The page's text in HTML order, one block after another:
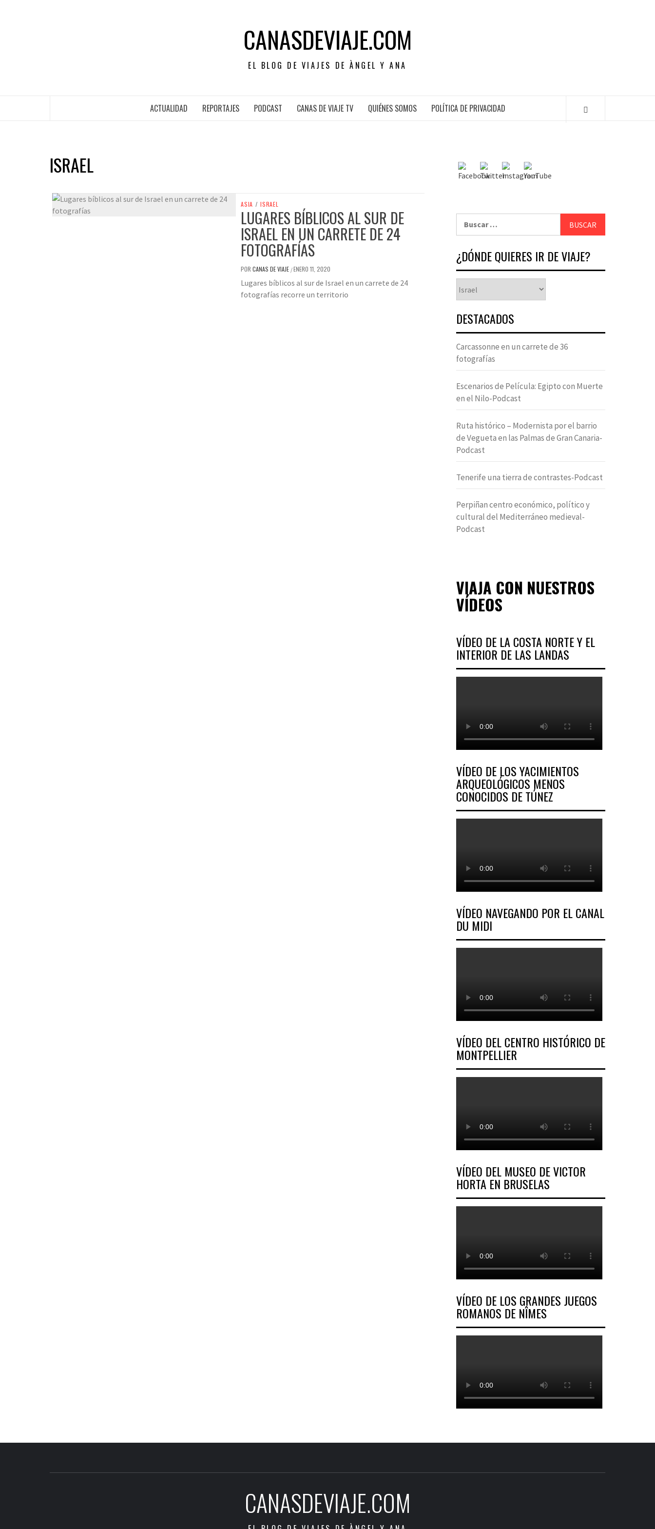
CANASDEVIAJE.COM
EL BLOG DE VIAJES DE ÀNGEL Y ANA
ACTUALIDAD REPORTAJES PODCAST CANAS DE VIAJE TV QUIÉNES SOMOS POLÍTICA DE PRIVACIDAD
ISRAEL
ASIA / ISRAEL
LUGARES BÍBLICOS AL SUR DE
ISRAEL EN UN CARRETE DE 24
FOTOGRAFÍAS
POR CANAS DE VIAJE /ENERO 11, 2020
Lugares bíblicos al sur de Israel en un carrete de 24
fotografías recorre un territorio
¿DÓNDE QUIERES IR DE VIAJE?
DESTACADOS
Carcassonne en un carrete de 36
fotografías
Escenarios de Película: Egipto con Muerte
en el Nilo-Podcast
Ruta histórico – Modernista por el barrio
de Vegueta en las Palmas de Gran Canaria-
Podcast
Tenerife una tierra de contrastes-Podcast
Perpiñan centro económico, político y
cultural del Mediterráneo medieval-
Podcast
VIAJA CON NUESTROS
VÍDEOS
VÍDEO DE LA COSTA NORTE Y EL
INTERIOR DE LAS LANDAS
VÍDEO DE LOS YACIMIENTOS
ARQUEOLÓGICOS MENOS
CONOCIDOS DE TÚNEZ
VÍDEO NAVEGANDO POR EL CANAL
DU MIDI
VÍDEO DEL CENTRO HISTÓRICO DE
MONTPELLIER
VÍDEO DEL MUSEO DE VICTOR
HORTA EN BRUSELAS
VÍDEO DE LOS GRANDES JUEGOS
ROMANOS DE NÎMES
CANASDEVIAJE.COM